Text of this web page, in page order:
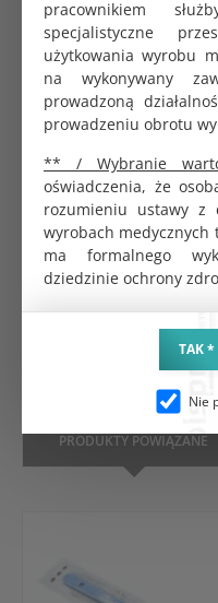
pracownikiem
specjalistyczne
użytkowania wyrobu
na wykonywany
prowadzoną
prowadzeniu obrotu
** / Wybranie
oświadczenia, że
rozumieniu ustawy
wyrobach medycznych
ma formalnego
dziedzinie ochrony
TAK *
Nie
Szybki efekt
powierzchni
Możliwość
materiałów
Daje efekt
Ekonomiczna w
Preparat do użytku
Produktów
zachowaniem
Przed każdym
informacje dotyczące
PRODUKTY POWIĄZANE